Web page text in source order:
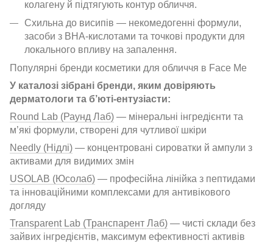
колагену й підтягують контур обличчя.
Схильна до висипів — некомедогенні формули,
засоби з BHA-кислотами та точкові продукти для
локального впливу на запалення.
Популярні бренди косметики для обличчя в Face Me
У каталозі зібрані бренди, яким довіряють
дерматологи та б’юті-ентузіасти:
Round Lab (Раунд Лаб) — мінеральні інгредієнти та
м’які формули, створені для чутливої шкіри
Needly (Нідлі) — концентровані сироватки й ампули з
активами для видимих змін
USOLAB (Юсолаб) — професійна лінійка з пептидами
та інноваційними комплексами для антивікового
догляду
Transparent Lab (Транспарент Лаб) — чисті склади без
зайвих інгредієнтів, максимум ефективності активів